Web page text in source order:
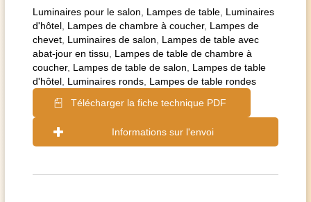
Luminaires pour le salon Lampes de table Luminaires
d'hôtel Lampes de chambre à coucher, Lampes de
chevet Luminaires de salon
Lampes de table avec
abat-jour en tissu
Lampes de table de chambre à
coucher, Lampes de table de salon
Lampes de table
d'hôtel Luminaires ronds Lampes de table rondes
Télécharger la fiche technique PDF
Informations sur l'envoi